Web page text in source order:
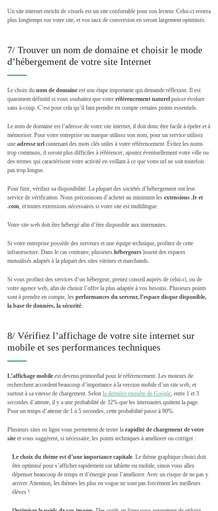
Un site internet enrichi de visuels est un site confortable pour son lecteur. Celui-ci restera
plus longtemps sur votre site, et vos taux de conversion en seront largement optimisés.
7/ Trouver un nom de domaine et choisir le mode
d’hébergement de votre site Internet
Le choix du nom de domaine est une étape importante qui demande réflexion. Il est
quasiment définitif si vous souhaitez que votre référencement naturel puisse évoluer
sans à-coup. C’est pour cela qu’il faut prendre en compte certains points essentiels.
Le nom de domaine est l’adresse de votre site internet, il doit donc être facile à épeler et à
mémoriser. Pour votre entreprise ou marque utilisez son nom, pour un service utilisez
une adresse url contenant des mots clés utiles à votre référencement. Évitez les noms
trop communs, il seront plus difficiles à référencer, ajoutez éventuellement votre ville ou
des termes qui caractérisent votre activité en veillant à ce que votre url ne soit toutefois
pas trop longue.
Pour finir, vérifiez sa disponibilité. La plupart des sociétés d’hébergement ont leur
service de vérification. Nous préconisons d’acheter au minimum les extensions .fr et
.com , et toutes extensions nécessaires si votre site est multilingue.
Votre site web doit être hébergé afin d’être disponible aux internautes.
Si votre entreprise possède des serveurs et une équipe technique, profitez de cette
infrastructure. Dans le cas contraire, plusieurs hébergeurs louent des espaces
mutualisés adaptés à la plupart des sites vitrines et marchands.
Si vous profitez des services d’un hébergeur, prenez conseil auprès de celui-ci, ou de
votre agence web, afin de choisir l’offre la plus adaptée à vos besoins. Plusieurs points
sont à prendre en compte, les performances du serveur, l’espace disque disponible,
la base de données, la sécurité
8/ Vérifiez l’affichage de votre site internet sur
mobile et ses performances techniques
L’affichage mobile est devenu primordial pour le référencement. Les moteurs de
recherchent accordent beaucoup d’importance à la version mobile d’un site web, et
surtout à sa vitesse de chargement. Selon la dernière enquête de Google , entre 1 et 3
secondes d’attente, il y a une probabilité de 32% que les internautes quittent la page.
Pour un temps d’attente de 1 à 5 secondes, cette probabilité passe à 90%.
Plusieurs sites en ligne vous permettent de tester la rapidité de chargement de votre
site et vous suggèrent, si nécessaire, les points techniques à améliorer ou corriger :
Le choix du thème est d’une importance capitale . Le thème graphique choisi doit
être optimisé pour s’afficher rapidement sur tablette ou mobile, sinon vous allez
dépenser beaucoup de temps et d’énergie pour l’améliorer. Avec un risque de ne pas y
arriver. Attention, les thèmes les plus en vogue ne sont pas forcément les meilleurs
élèves !